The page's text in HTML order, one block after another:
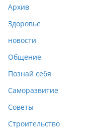
Архив
Здоровье
новости
Общение
Познай себя
Саморазвитие
Советы
Строительство